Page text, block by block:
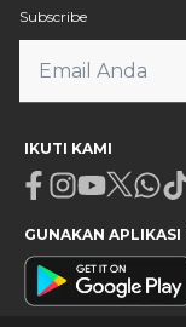
Subscribe
IKUTI KAMI
Facebook
Instagram
Youtube
X
GUNAKAN